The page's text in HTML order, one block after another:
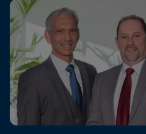
vous
24h/24
+32
4
343
76
10
Grivegnée